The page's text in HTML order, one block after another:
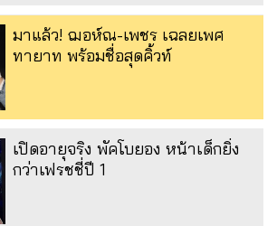
มาแล้ว! ฌอห์ณ-เพชร เฉลยเพศ
ทายาท พร้อมชื่อสุดคิ้วท์
เปิดอายุจริง พัคโบยอง หน้าเด็กยิ่ง
กว่าเฟรชชี่ปี 1